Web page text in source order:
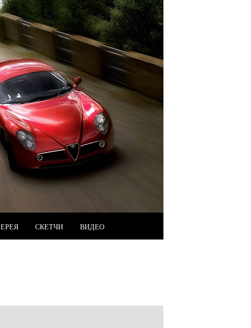
СКЕТЧИ ВИДЕО